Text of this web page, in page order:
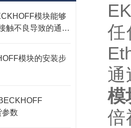
模块能够
触不良导致的通讯
模块的安装步
参数
任
通
模
倍